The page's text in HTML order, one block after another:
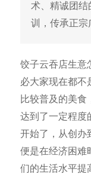
术、精诚团结
训，传承正宗
饺子云吞店生意
必大家现在都不
比较普及的美食
达到了一定程度
开始了，从创办
便是在经济困难
们的生活水平提